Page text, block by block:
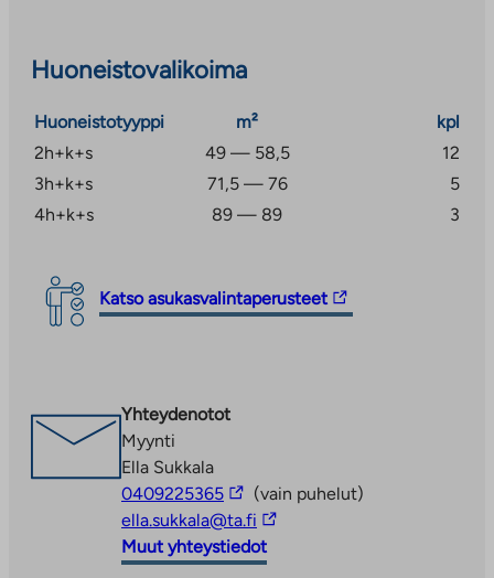
noudatamme valtioneuvoston asettamia
vaikuttavat mm. hakijaruokakunnan asunnontarve,
varallisuus ja tulot.
Huoneistovalikoima
Huoneistotyyppi m²
kpl
2h+k+s
49 — 58,5
12
3h+k+s
71,5 — 76
5
4h+k+s
89 — 89 3
Katso asukasvalintaperusteet
Linkki
vie
Linkki
aukeaa
uuteen
välilehteen
Yhteydenotot
Myynti
Ella Sukkala
0409225365Linkki
vie
ulkopuoliseen
palveluun
(vain puhelut)
ella.sukkala@ta.fi Linkki
vie
ulkopuoliseen
Muut yhteystiedot